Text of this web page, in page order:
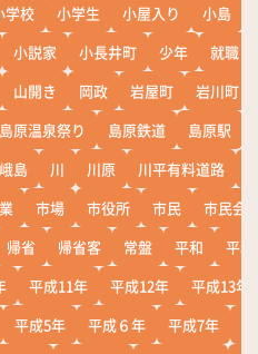
学校 小学生 小屋入り 小島
小説家 小長井町 少年
就職
山開き 岡政 岩屋町
岩川町
島原温泉祭り 島原鉄道 島原駅
島 川 川原 川平有料道路
市場 市役所 市民
市民会
帰省 帰省客 常盤 平和
平
平成11年 平成12年
平成13年
平成5年 平成６年 平成7年